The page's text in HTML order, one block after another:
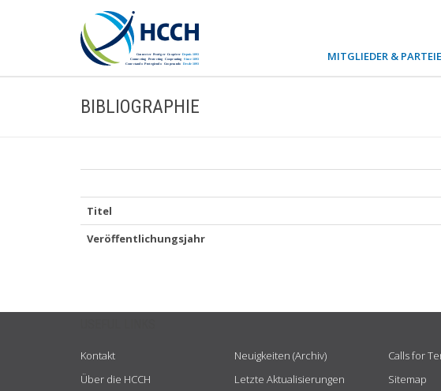
MITGLIEDER &
BIBLIOGRAPHIE
Titel
Veröffentlichungsjahr
Kontakt
Über die HCCH
Neuigkeiten (Archiv)
Letzte Aktualisierungen
Calls for
Sitemap